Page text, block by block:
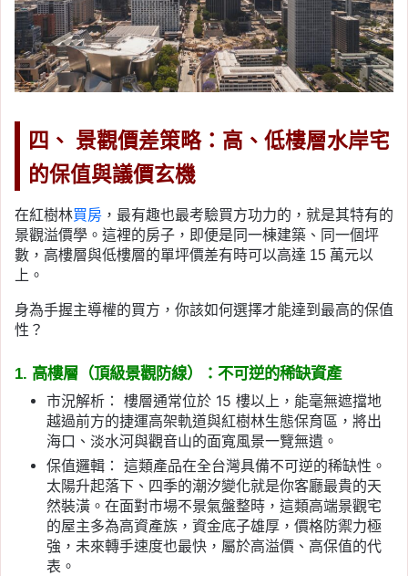
四、 景觀價差策略：高、低樓層水岸宅
的保值與議價玄機
在紅樹林買房 ，最有趣也最考驗買方功力的，就是其特有的
景觀溢價學。這裡的房子，即便是同一棟建築、同一個坪
數，高樓層與低樓層的單坪價差有時可以高達 15 萬元以
上。
身為手握主導權的買方，你該如何選擇才能達到最高的保值
性？
1. 高樓層（頂級景觀防線）：不可逆的稀缺資產
市況解析： 樓層通常位於 15 樓以上，能毫無遮擋地
越過前方的捷運高架軌道與紅樹林生態保育區，將出
海口、淡水河與觀音山的面寬風景一覽無遺。
保值邏輯： 這類產品在全台灣具備不可逆的稀缺性。
太陽升起落下、四季的潮汐變化就是你客廳最貴的天
然裝潢。在面對市場不景氣盤整時，這類高端景觀宅
的屋主多為高資產族，資金底子雄厚，價格防禦力極
強，未來轉手速度也最快，屬於高溢價、高保值的代
表。